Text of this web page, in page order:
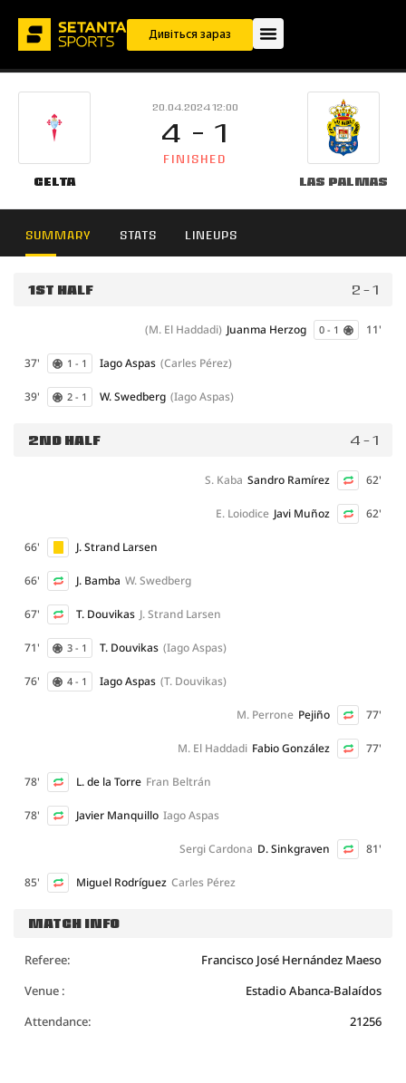
Дивіться зараз
Celta
20.04.2024 12:00
4 - 1
FINISHED
Las Palmas
SUMMARY STATS LINEUPS
1ST HALF 2 - 1
11'
0 - 1
Juanma Herzog
(M. El Haddadi)
37' 1 - 1 Iago Aspas (Carles Pérez)
39' 2 - 1 W. Swedberg (Iago Aspas)
2ND HALF 4 - 1
62'
Sandro Ramírez
S. Kaba
62'
Javi Muñoz
E. Loiodice
66' J. Strand Larsen
66' J. Bamba W. Swedberg
67' T. Douvikas J. Strand Larsen
71' 3 - 1 T. Douvikas (Iago Aspas)
76' 4 - 1 Iago Aspas (T. Douvikas)
77'
Pejiño
M. Perrone
77'
Fabio González
M. El Haddadi
78' L. de la Torre Fran Beltrán
78' Javier Manquillo Iago Aspas
81'
D. Sinkgraven
Sergi Cardona
85' Miguel Rodríguez Carles Pérez
MATCH INFO
Referee:
Francisco José Hernández Maeso
Venue :
Estadio Abanca-Balaídos
Attendance:
21256